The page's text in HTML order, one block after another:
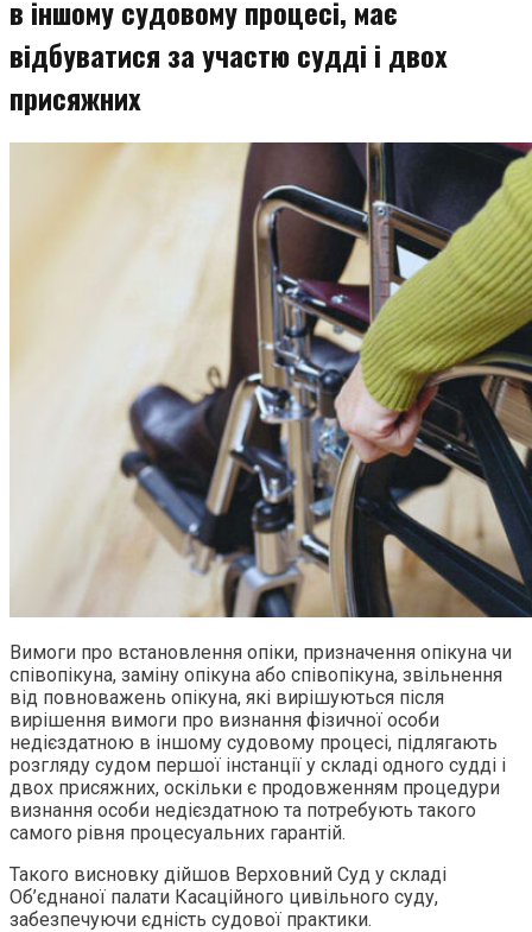
в іншому судовому процесі, має
відбуватися за участю судді і двох
присяжних
Вимоги про встановлення опіки, призначення опікуна чи
співопікуна, заміну опікуна або співопікуна, звільнення
від повноважень опікуна, які вирішуються після
вирішення вимоги про визнання фізичної особи
недієздатною в іншому судовому процесі, підлягають
розгляду судом першої інстанції у складі одного судді і
двох присяжних, оскільки є продовженням процедури
визнання особи недієздатною та потребують такого
самого рівня процесуальних гарантій.
Такого висновку дійшов Верховний Суд у складі
Об’єднаної палати Касаційного цивільного суду,
забезпечуючи єдність судової практики.